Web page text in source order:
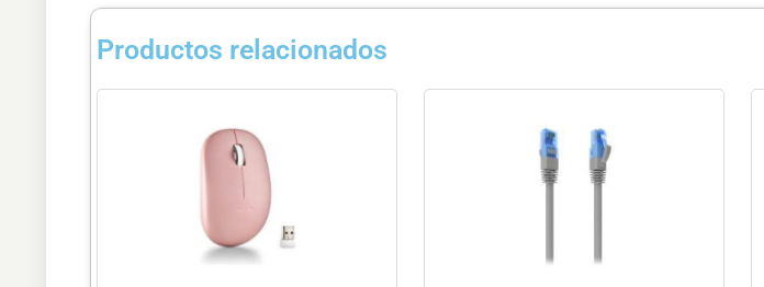
Productos relacionados